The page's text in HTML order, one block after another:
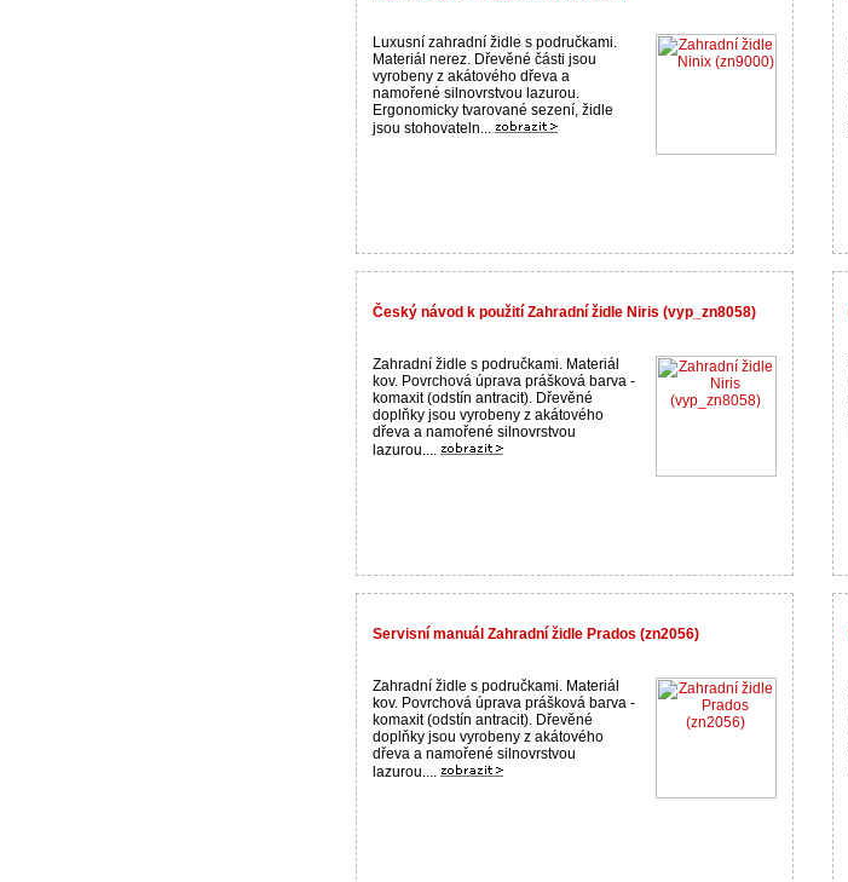
Luxusní zahradní židle s područkami.
Materiál nerez. Dřevěné části jsou
vyrobeny z akátového dřeva a
namořené silnovrstvou lazurou.
Ergonomicky tvarované sezení, židle
jsou stohovateln...
Český návod k použití Zahradní židle Niris (vyp_zn8058)
Zahradní židle s područkami. Materiál
kov. Povrchová úprava prášková barva -
komaxit (odstín antracit). Dřevěné
doplňky jsou vyrobeny z akátového
dřeva a namořené silnovrstvou
lazurou....
Servisní manuál Zahradní židle Prados (zn2056)
Zahradní židle s područkami. Materiál
kov. Povrchová úprava prášková barva -
komaxit (odstín antracit). Dřevěné
doplňky jsou vyrobeny z akátového
dřeva a namořené silnovrstvou
lazurou....